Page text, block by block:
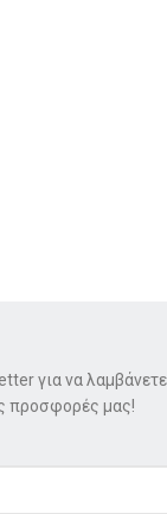
για να λαμβάνετε
προσφορές μας!